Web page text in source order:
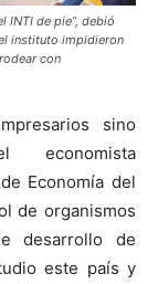
INTI de pie”, debió
instituto impidieron
con
sino
economista
Economía del
de organismos
desarrollo de
este país y